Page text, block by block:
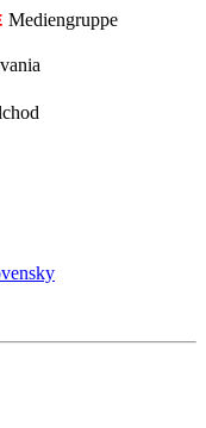
Mediengruppe